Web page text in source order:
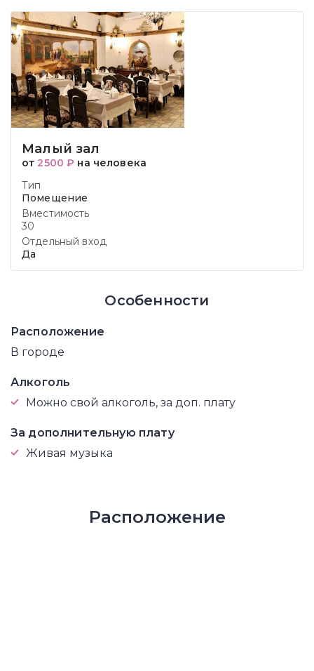
Малый зал
от 2500 ₽ на человека
Тип
Помещение
Вместимость
30
Отдельный вход
Да
Особенности
Расположение
В городе
Алкоголь
Можно свой алкоголь, за доп. плату
За дополнительную плату
Живая музыка
Расположение